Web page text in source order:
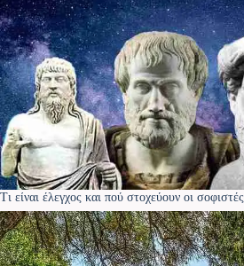
Τι είναι έλεγχος και πού στοχεύουν οι σοφιστές